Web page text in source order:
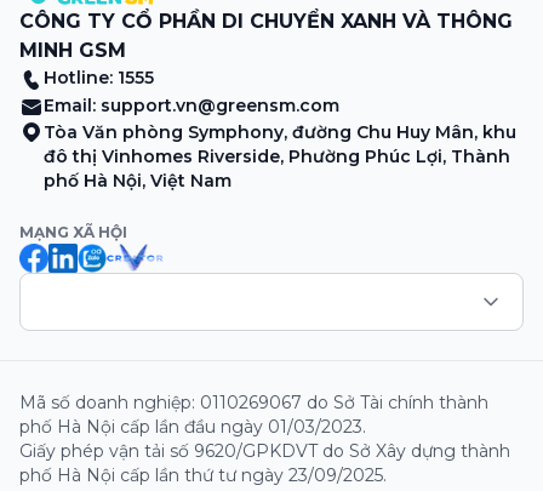
CÔNG TY CỔ PHẦN DI CHUYỂN XANH VÀ THÔNG
MINH GSM
Hotline: 1555
Email: support.vn@greensm.com
Tòa Văn phòng Symphony, đường Chu Huy Mân, khu
đô thị Vinhomes Riverside, Phường Phúc Lợi, Thành
phố Hà Nội, Việt Nam
MẠNG XÃ HỘI
Mã số doanh nghiệp: 0110269067 do Sở Tài chính thành
phố Hà Nội cấp lần đầu ngày 01/03/2023.
Giấy phép vận tải số 9620/GPKDVT do Sở Xây dựng thành
phố Hà Nội cấp lần thứ tư ngày 23/09/2025.